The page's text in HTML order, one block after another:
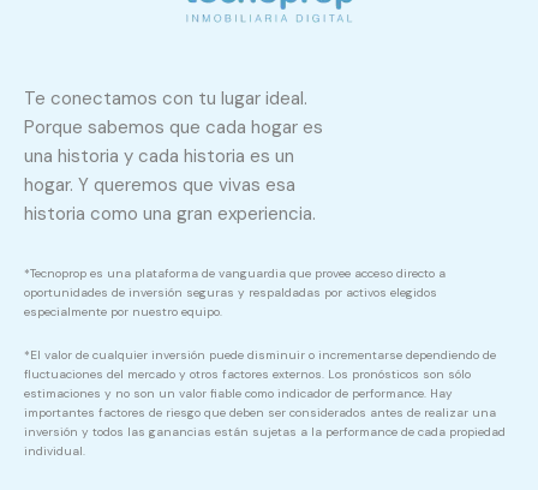
Te conectamos con tu lugar ideal.
Porque sabemos que cada hogar es
una historia y cada historia es un
hogar. Y queremos que vivas esa
historia como una gran experiencia.
*Tecnoprop es una plataforma de vanguardia que provee acceso directo a
oportunidades de inversión seguras y respaldadas por activos elegidos
especialmente por nuestro equipo.
*El valor de cualquier inversión puede disminuir o incrementarse dependiendo de
fluctuaciones del mercado y otros factores externos. Los pronósticos son sólo
estimaciones y no son un valor fiable como indicador de performance. Hay
importantes factores de riesgo que deben ser considerados antes de realizar una
inversión y todos las ganancias están sujetas a la performance de cada propiedad
individual.